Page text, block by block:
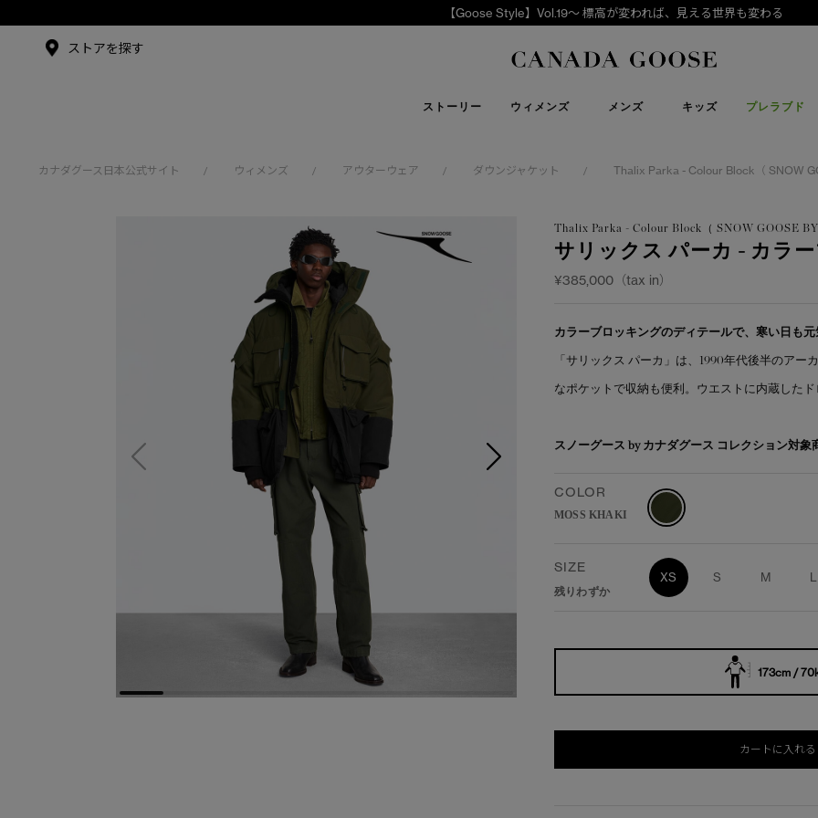
【Goose Style】Vol.19～ 標高が変われば、見える世界も変わる
Canada Goose
ストーリー
アンバサダー
ウィメンズ メンズ キッズ プレラブド
下取り申請
ストアを探す
カナダグース日本公式サイト / ウィメンズ / アウターウェア / ダウンジャケット / Thalix Parka - Colour Block（ SNOW
Thalix Parka - Colour Block（ SNOW GOOSE
サリックス パーカ - カラ
¥385,000（tax in）
カラーブロッキングのディテールで、寒い日も元
「サリックス パーカ」は、1990年代後半のア
なポケットで収納も便利。ウエストに内蔵した
スノーグース by カナダグース コレクション対
COLOR
MOSS KHAKI
SIZE
残りわずか
XS S M L
173cm /
カートに入れる